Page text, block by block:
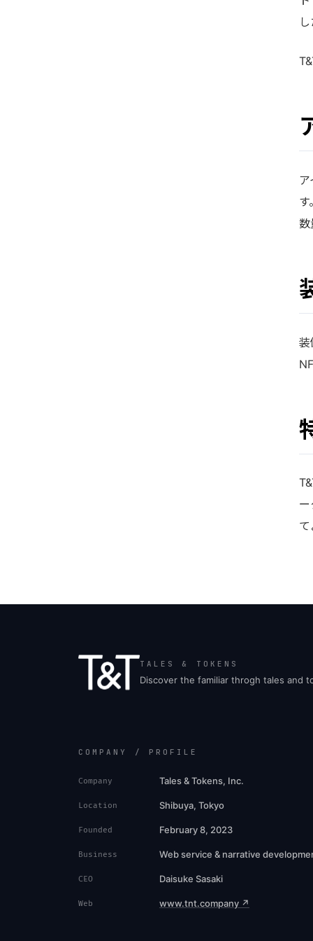
数
装
TALES & TOKENS
Discover the familiar throgh tales and
COMPANY / PROFILE
Company Tales & Tokens, Inc.
Location Shibuya, Tokyo
Founded February 8, 2023
Business Web service & narrative
CEO Daisuke Sasaki
Web www.tnt.company ↗